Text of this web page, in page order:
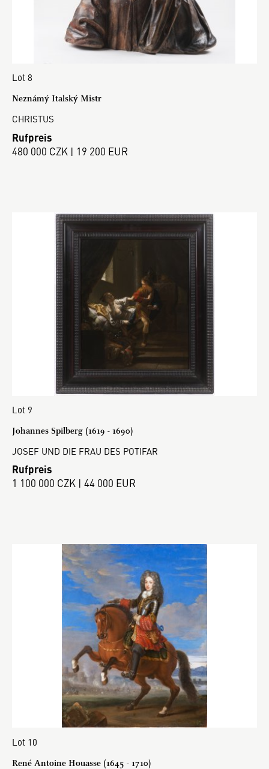
Lot 8
Neznámý Italský Mistr
CHRISTUS
Rufpreis
480 000 CZK | 19 200 EUR
Lot 9
Johannes Spilberg (1619 - 1690)
JOSEF UND DIE FRAU DES POTIFAR
Rufpreis
1 100 000 CZK | 44 000 EUR
Lot 10
René Antoine Houasse (1645 - 1710)